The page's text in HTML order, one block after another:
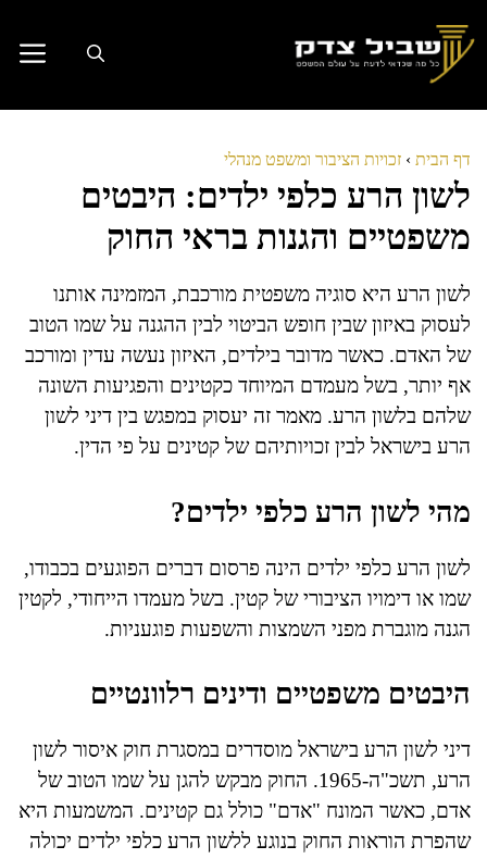
לתוכן
דף הבית › זכויות הציבור ומשפט מנהלי
לשון הרע כלפי ילדים: היבטים
משפטיים והגנות בראי החוק
לשון הרע היא סוגיה משפטית מורכבת, המזמינה אותנו
לעסוק באיזון שבין חופש הביטוי לבין ההגנה על שמו הטוב
של האדם. כאשר מדובר בילדים, האיזון נעשה עדין ומורכב
אף יותר, בשל מעמדם המיוחד כקטינים והפגיעות השונה
שלהם בלשון הרע. מאמר זה יעסוק במפגש בין דיני לשון
הרע בישראל לבין זכויותיהם של קטינים על פי הדין.
מהי לשון הרע כלפי ילדים?
לשון הרע כלפי ילדים הינה פרסום דברים הפוגעים בכבודו,
שמו או דימויו הציבורי של קטין. בשל מעמדו הייחודי, לקטין
הגנה מוגברת מפני השמצות והשפעות פוגעניות.
היבטים משפטיים ודינים רלוונטיים
דיני לשון הרע בישראל מוסדרים במסגרת חוק איסור לשון
הרע, תשכ"ה-1965. החוק מבקש להגן על שמו הטוב של
אדם, כאשר המונח "אדם" כולל גם קטינים. המשמעות היא
שהפרת הוראות החוק בנוגע ללשון הרע כלפי ילדים יכולה